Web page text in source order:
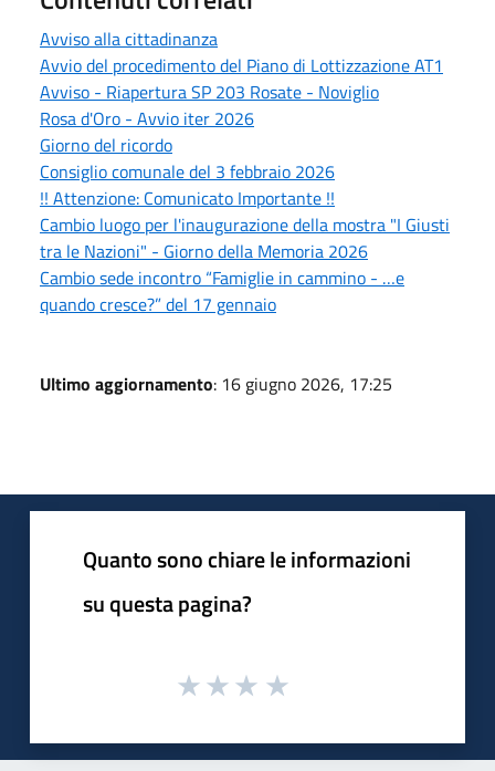
Avviso alla cittadinanza
Avvio del procedimento del Piano di Lottizzazione AT1
Avviso - Riapertura SP 203 Rosate - Noviglio
Rosa d'Oro - Avvio iter 2026
Giorno del ricordo
Consiglio comunale del 3 febbraio 2026
!! Attenzione: Comunicato Importante !!
Cambio luogo per l'inaugurazione della mostra "I Giusti
tra le Nazioni" - Giorno della Memoria 2026
Cambio sede incontro “Famiglie in cammino - …e
quando cresce?” del 17 gennaio
Ultimo aggiornamento: 16 giugno 2026, 17:25
Quanto sono chiare le informazioni
su questa pagina?